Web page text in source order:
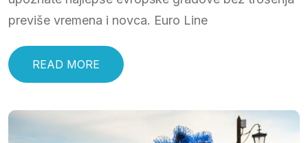
previše vremena i novca. Euro Line
READ MORE